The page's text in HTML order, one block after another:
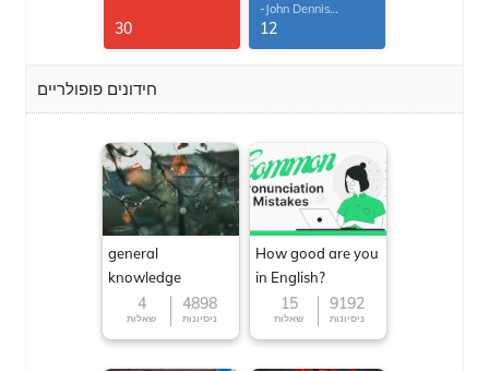
30
-John Dennis
G.Thomas
12
חידונים פופולריים
general
knowledge
4
שאלות
4898
ניסיונות
How good are you
in English?
15
שאלות
9192
ניסיונות